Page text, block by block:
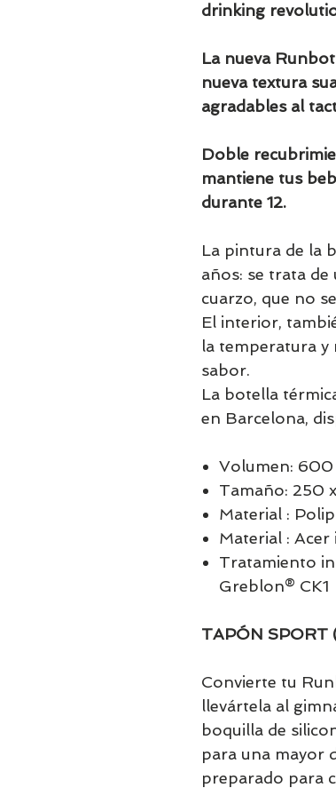
drinking
La nueva
nueva textura
agradables al
Doble
mantiene tus
durante 12.
La pintura de la
años: se trata de
cuarzo, que no
El interior,
la temperatura
sabor.
La botella
en Barcelona,
Volumen:
Tamaño: 250
Material :
Material :
Tratamiento
Greblon® CK1
TAPÓN SPORT
Convierte tu
llevártela al
boquilla de
para una mayor
preparado para